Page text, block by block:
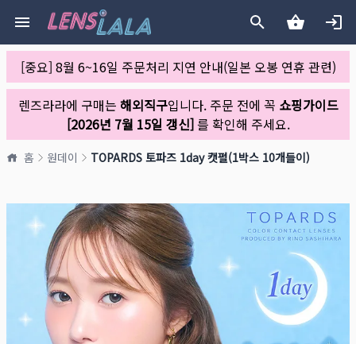
[중요] 8월 6~16일 주문처리 지연 안내(일본 오봉 연휴 관련)
렌즈라라에 구매는 해외직구입니다. 주문 전에 꼭 쇼핑가이드
[2026년 7월 15일 갱신]를 확인해 주세요.
홈 원데이 TOPARDS 토파즈 1day 캣펄(1박스 10개들이)